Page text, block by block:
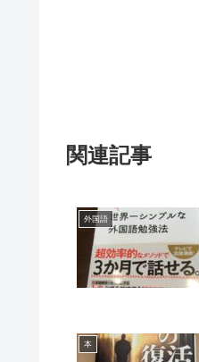
関連記事
外国語
本